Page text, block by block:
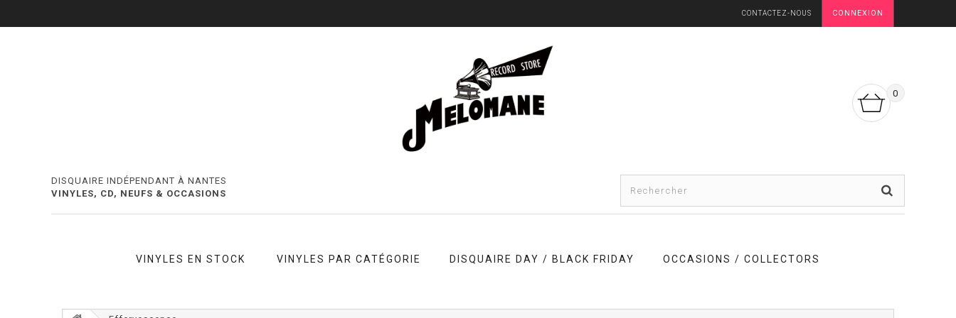
CONNEXION
CONTACTEZ-NOUS
0
DISQUAIRE INDÉPENDANT À NANTES
VINYLES, CD, NEUFS & OCCASIONS
VINYLES EN STOCK VINYLES PAR CATÉGORIE DISQUAIRE DAY / BLACK FRIDAY OCCASIONS / COLLECTORS